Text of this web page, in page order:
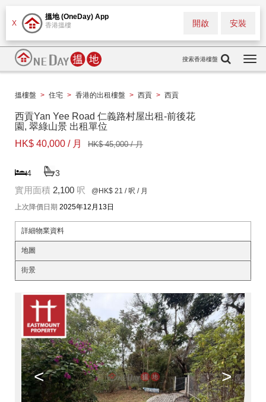
X
搵地 (OneDay) App
香港搵樓 安裝
開啟
搜索香港樓盤
搵樓盤 > 住宅 > 香港的出租樓盤 > 西貢 > 西貢
西貢Yan Yee Road 仁義路村屋出租-前後花
園, 翠綠山景 出租單位
HK$ 40,000 / 月
HK$ 45,000 / 月
4 3
實用面積 2,100 呎 @HK$ 21 / 呎 / 月
上次降價日期 2025年12月13日
詳細物業資料
地圖
街景
< >